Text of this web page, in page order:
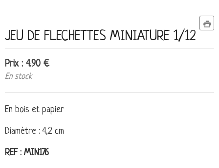
JEU DE FLECHETTES MINIATURE 1/12
Prix : 4.90 €
En stock
En bois et papier
Diamètre : 4,2 cm
REF : MIN176